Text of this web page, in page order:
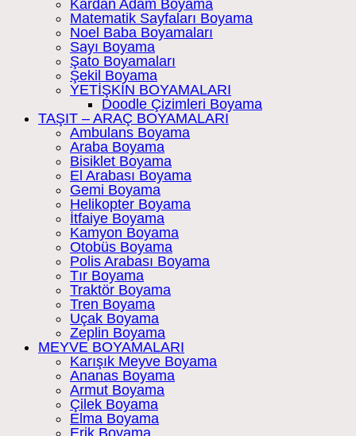
Kardan Adam Boyama
Matematik Sayfaları Boyama
Noel Baba Boyamaları
Sayı Boyama
Şato Boyamaları
Şekil Boyama
YETİŞKİN BOYAMALARI
Doodle Çizimleri Boyama
TAŞIT – ARAÇ BOYAMALARI
Ambulans Boyama
Araba Boyama
Bisiklet Boyama
El Arabası Boyama
Gemi Boyama
Helikopter Boyama
İtfaiye Boyama
Kamyon Boyama
Otobüs Boyama
Polis Arabası Boyama
Tır Boyama
Traktör Boyama
Tren Boyama
Uçak Boyama
Zeplin Boyama
MEYVE BOYAMALARI
Karışık Meyve Boyama
Ananas Boyama
Armut Boyama
Çilek Boyama
Elma Boyama